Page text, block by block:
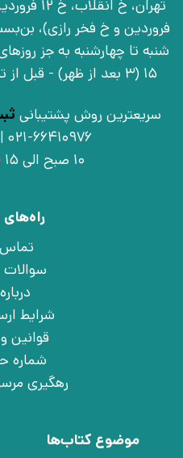
15 (3 بعد از ظهر) - قبل از تشریف آوردن تماس بگیرید
سریعترین روش پشتیبانی
021-66410976 | 09030925756
10 صبح الی 15 (3 بعد از ظهر)
راه‌های
تماس
شرایط
قوانین
شماره
رهگیری
موضوع کتاب‌ها